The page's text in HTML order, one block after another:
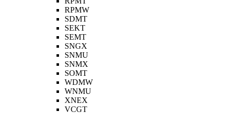
RPMW
SDMT
SEKT
SEMT
SNGX
SNMU
SNMX
SOMT
WDMW
WNMU
XNEX
VCGT